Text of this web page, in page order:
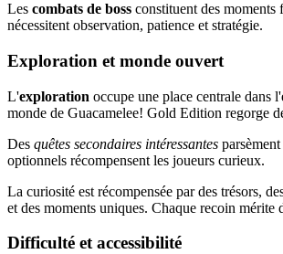
Les combats de boss constituent des moments
nécessitent observation, patience et stratégie.
Exploration et monde ouvert
L'exploration occupe une place centrale dans
monde de Guacamelee! Gold Edition regorge
Des quêtes secondaires intéressantes
optionnels récompensent les joueurs curieux.
La curiosité est récompensée par des trésors,
et des moments uniques. Chaque recoin mérite
Difficulté et accessibilité